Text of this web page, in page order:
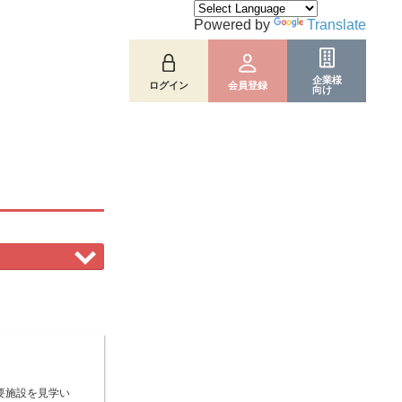
ログイン 会員登録
企業様
向け
Powered by Translate
施設を見学い